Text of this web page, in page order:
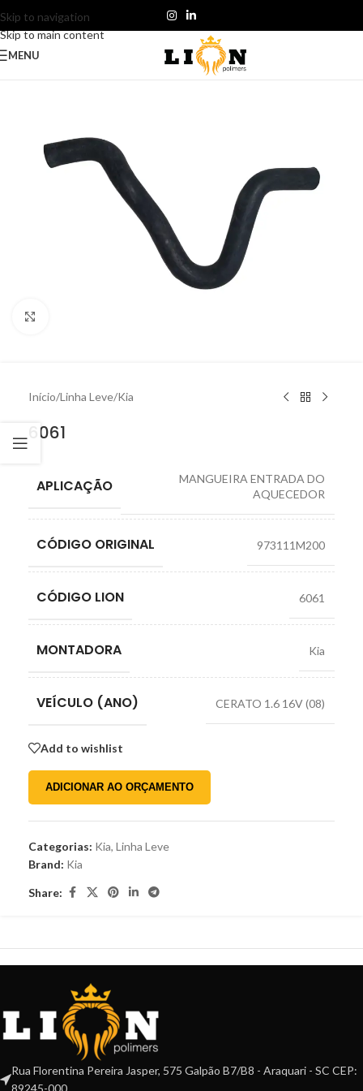
Skip to navigation
Skip to main content
MENU
Início/Linha Leve/Kia
6061
APLICAÇÃO
MANGUEIRA ENTRADA DO
AQUECEDOR
CÓDIGO ORIGINAL 973111M200
CÓDIGO LION 6061
MONTADORA Kia
VEÍCULO (ANO) CERATO 1.6 16V (08)
Add to wishlist
ADICIONAR AO ORÇAMENTO
Categorias: Kia, Linha Leve
Brand: Kia
Share:
Rua Florentina Pereira Jasper, 575 Galpão B7/B8 - Araquari - SC CEP: